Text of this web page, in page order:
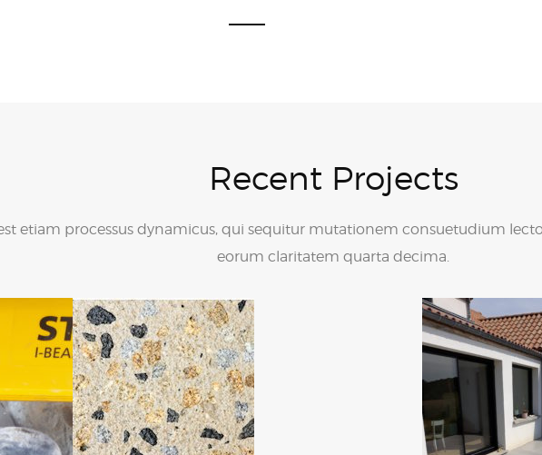
Recent Projects
etiam processus dynamicus, qui sequitur mutationem consuetudium
eorum claritatem quarta decima.
Bétons finition pierre
minérale
Finition Pierre Minérale